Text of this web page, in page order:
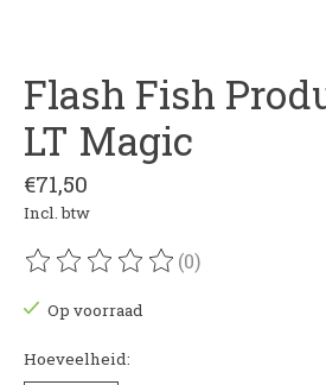
Flash Fish
LT Magic
€71,50
Incl. btw
De beoordeling van dit product
(0)
Op voorraad
Hoeveelheid: